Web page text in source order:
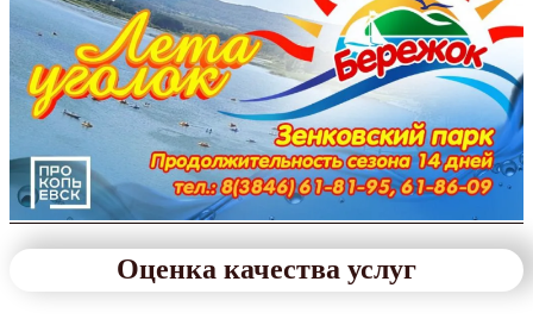
Оценка качества услуг